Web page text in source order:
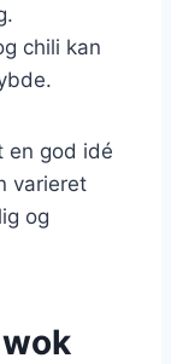
chili kan
en god idé
varieret
og